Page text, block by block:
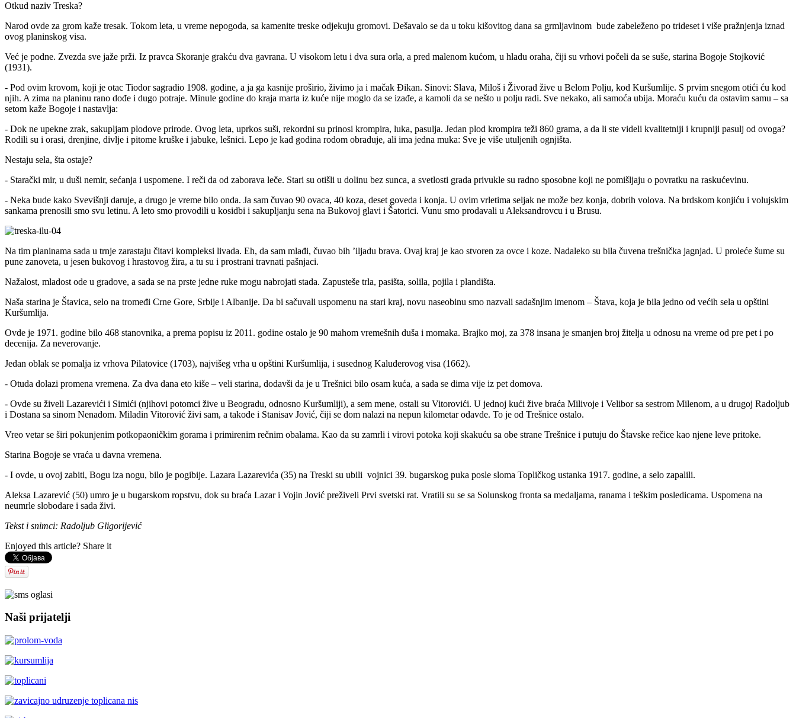
Otkud naziv Treska?
Narod ovde za grom kaže tresak. Tokom leta, u vreme nepogoda, sa kamenite treske odjekuju gromovi. Dešavalo se da u toku kišovitog dana sa grmljavinom bude zabeleženo po trideset i više pražnjenja iznad
ovog planinskog visa.
Već je podne. Zvezda sve jaže prži. Iz pravca Skoranje grakću dva gavrana. U visokom letu i dva sura orla, a pred malenom kućom, u hladu oraha, čiji su vrhovi počeli da se suše, starina Bogoje Stojković
(1931).
- Pod ovim krovom, koji je otac Tiodor sagradio 1908. godine, a ja ga kasnije proširio, živimo ja i mačak Đikan. Sinovi: Slava, Miloš i Živorad žive u Belom Polju, kod Kuršumlije. S prvim snegom otići ću kod
njih. A zima na planinu rano dođe i dugo potraje. Minule godine do kraja marta iz kuće nije moglo da se izađe, a kamoli da se nešto u polju radi. Sve nekako, ali samoća ubija. Moraću kuću da ostavim samu – sa
setom kaže Bogoje i nastavlja:
- Dok ne upekne zrak, sakupljam plodove prirode. Ovog leta, uprkos suši, rekordni su prinosi krompira, luka, pasulja. Jedan plod krompira teži 860 grama, a da li ste videli kvalitetniji i krupniji pasulj od ovoga?
Rodili su i orasi, drenjine, divlje i pitome kruške i jabuke, lešnici. Lepo je kad godina rodom obraduje, ali ima jedna muka: Sve je više utuljenih ognjišta.
Nestaju sela, šta ostaje?
- Starački mir, u duši nemir, sećanja i uspomene. I reči da od zaborava leče. Stari su otišli u dolinu bez sunca, a svetlosti grada privukle su radno sposobne koji ne pomišljaju o povratku na raskućevinu.
- Neka bude kako Svevišnji daruje, a drugo je vreme bilo onda. Ja sam čuvao 90 ovaca, 40 koza, deset goveda i konja. U ovim vrletima seljak ne može bez konja, dobrih volova. Na brdskom konjiću i volujskim
sankama prenosili smo svu letinu. A leto smo provodili u kosidbi i sakupljanju sena na Bukovoj glavi i Šatorici. Vunu smo prodavali u Aleksandrovcu i u Brusu.
Na tim planinama sada u trnje zarastaju čitavi kompleksi livada. Eh, da sam mlađi, čuvao bih ’iljadu brava. Ovaj kraj je kao stvoren za ovce i koze. Nadaleko su bila čuvena trešnička jagnjad. U proleće šume su
pune zanoveta, u jesen bukovog i hrastovog žira, a tu su i prostrani travnati pašnjaci.
Nažalost, mladost ode u gradove, a sada se na prste jedne ruke mogu nabrojati stada. Zapusteše trla, pasišta, solila, pojila i plandišta.
Naša starina je Štavica, selo na tromeđi Crne Gore, Srbije i Albanije. Da bi sačuvali uspomenu na stari kraj, novu naseobinu smo nazvali sadašnjim imenom – Štava, koja je bila jedno od većih sela u opštini
Kuršumlija.
Ovde je 1971. godine bilo 468 stanovnika, a prema popisu iz 2011. godine ostalo je 90 mahom vremešnih duša i momaka. Brajko moj, za 378 insana je smanjen broj žitelja u odnosu na vreme od pre pet i po
decenija. Za neverovanje.
Jedan oblak se pomalja iz vrhova Pilatovice (1703), najvišeg vrha u opštini Kuršumlija, i susednog Kaluđerovog visa (1662).
- Otuda dolazi promena vremena. Za dva dana eto kiše – veli starina, dodavši da je u Trešnici bilo osam kuća, a sada se dima vije iz pet domova.
- Ovde su živeli Lazarevići i Simići (njihovi potomci žive u Beogradu, odnosno Kuršumliji), a sem mene, ostali su Vitorovići. U jednoj kući žive braća Milivoje i Velibor sa sestrom Milenom, a u drugoj Radoljub
i Dostana sa sinom Nenadom. Miladin Vitorović živi sam, a takođe i Stanisav Jović, čiji se dom nalazi na nepun kilometar odavde. To je od Trešnice ostalo.
Vreo vetar se širi pokunjenim potkopaoničkim gorama i primirenim rečnim obalama. Kao da su zamrli i virovi potoka koji skakuću sa obe strane Trešnice i putuju do Štavske rečice kao njene leve pritoke.
Starina Bogoje se vraća u davna vremena.
- I ovde, u ovoj zabiti, Bogu iza nogu, bilo je pogibije. Lazara Lazarevića (35) na Treski su ubili vojnici 39. bugarskog puka posle sloma Topličkog ustanka 1917. godine, a selo zapalili.
Aleksa Lazarević (50) umro je u bugarskom ropstvu, dok su braća Lazar i Vojin Jović preživeli Prvi svetski rat. Vratili su se sa Solunskog fronta sa medaljama, ranama i teškim posledicama. Uspomena na
neumrle slobodare i sada živi.
Tekst i snimci: Radoljub Gligorijević
Enjoyed this article? Share it
Naši prijatelji